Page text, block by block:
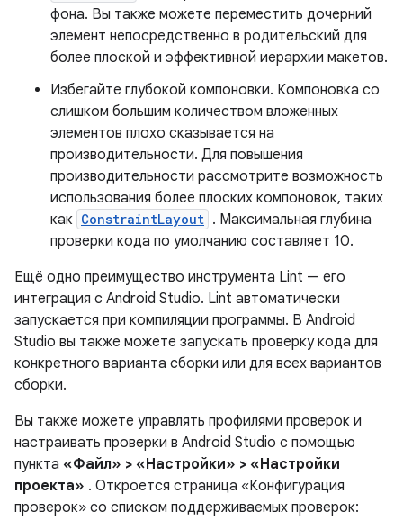
фона. Вы также можете переместить дочерний
элемент непосредственно в родительский для
более плоской и эффективной иерархии макетов.
Избегайте глубокой компоновки. Компоновка со
слишком большим количеством вложенных
элементов плохо сказывается на
производительности. Для повышения
производительности рассмотрите возможность
использования более плоских компоновок, таких
как ConstraintLayout . Максимальная глубина
проверки кода по умолчанию составляет 10.
Ещё одно преимущество инструмента Lint — его
интеграция с Android Studio. Lint автоматически
запускается при компиляции программы. В Android
Studio вы также можете запускать проверку кода для
конкретного варианта сборки или для всех вариантов
сборки.
Вы также можете управлять профилями проверок и
настраивать проверки в Android Studio с помощью
пункта «Файл» > «Настройки» > «Настройки
проекта» . Откроется страница «Конфигурация
проверок» со списком поддерживаемых проверок: